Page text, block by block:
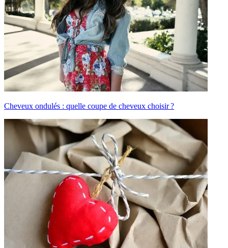
Cheveux ondulés : quelle coupe de cheveux choisir ?